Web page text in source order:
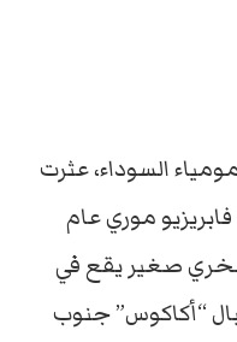
السوداء، عثرت
فابريزيو موري عام
صخري صغير يقع في
“أكاكوس” جنوب